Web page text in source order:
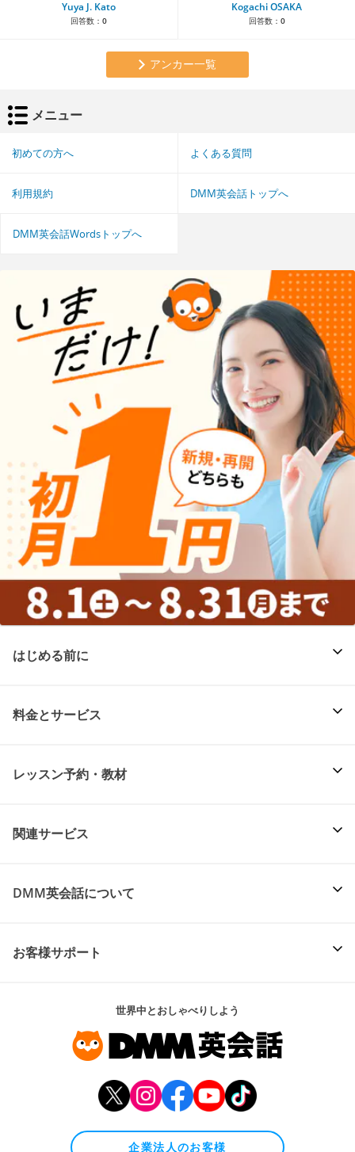
Yuya J. Kato
回答数： 0
Kogachi OSAKA
回答数： 0
アンカー一覧
メニュー
初めての方へ よくある質問
利用規約 DMM英会話トップへ
DMM英会話Wordsトップへ
はじめる前に
料金とサービス
レッスン予約・教材
関連サービス
DMM英会話について
お客様サポート
世界中とおしゃべりしよう
企業法人のお客様